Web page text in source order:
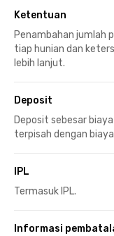
Ketentuan
Penambahan jumlah
tiap hunian dan
lebih lanjut.
Deposit
Deposit sebesar
terpisah dengan
IPL
Termasuk IPL.
Informasi